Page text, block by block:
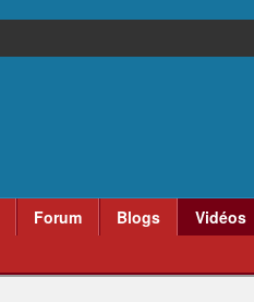
Forum Blogs Vidéos